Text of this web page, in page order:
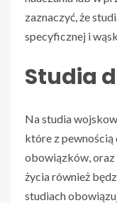
zaznaczyć, że
specyficznej i
Studia
Na studia
które z pewnością
obowiązków, oraz
życia również
studiach